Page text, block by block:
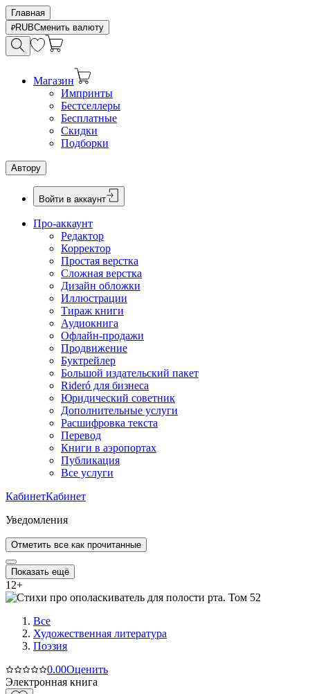
Главная
RUBСменить валюту
Магазин
Импринты
Бестселлеры
Бесплатные
Скидки
Подборки
Автору
Войти в аккаунт
Про-аккаунт
Редактор
Корректор
Простая верстка
Сложная верстка
Дизайн обложки
Иллюстрации
Тираж книги
Аудиокнига
Офлайн-продажи
Продвижение
Буктрейлер
Большой издательский пакет
Rideró для бизнеса
Юридический советник
Дополнительные услуги
Расшифровка текста
Перевод
Книги в аэропортах
Публикация
Все услуги
КабинетКабинет
Уведомления
Отметить все как прочитанные
Показать ещё
12+
Все
Художественная литература
Поэзия
0.00Оценить
Электронная книга